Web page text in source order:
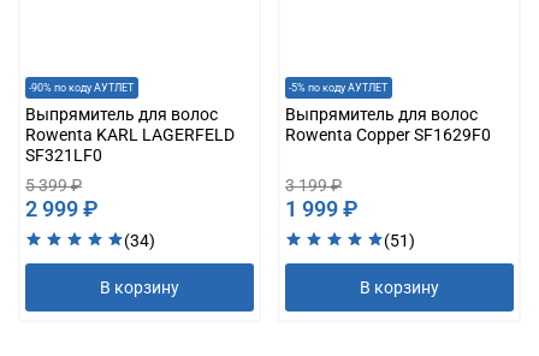
-90% по коду АУТЛЕТ
Выпрямитель для волос
Rowenta KARL LAGERFELD
SF321LF0
5 399 ₽
2 999 ₽
(34)
В корзину
-5% по коду АУТЛЕТ
Выпрямитель для волос
Rowenta Copper SF1629F0
3 199 ₽
1 999 ₽
(51)
В корзину